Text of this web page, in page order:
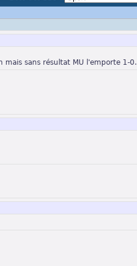
mais sans résultat MU l'emporte 1-0.